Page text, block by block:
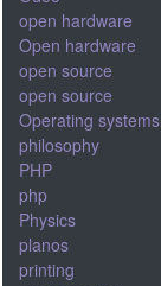
open hardware
Open hardware
open source
open source
Operating systems
philosophy
PHP
php
Physics
planos
printing